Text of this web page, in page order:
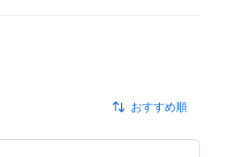
おすすめ順